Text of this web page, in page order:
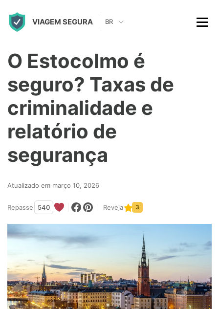
VIAGEM SEGURA BR
O Estocolmo é
seguro? Taxas de
criminalidade e
relatório de
segurança
Atualizado em março 10, 2026
Repasse 540 Reveja 3